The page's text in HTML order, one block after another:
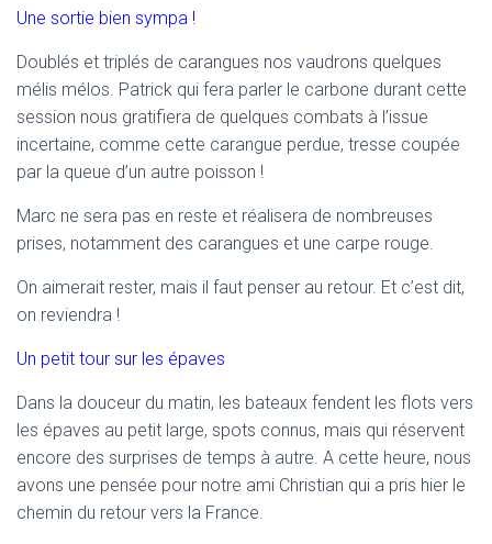
Une sortie bien sympa !
Doublés et triplés de carangues nos vaudrons quelques
mélis mélos. Patrick qui fera parler le carbone durant cette
session nous gratifiera de quelques combats à l’issue
incertaine, comme cette carangue perdue, tresse coupée
par la queue d’un autre poisson !
Marc ne sera pas en reste et réalisera de nombreuses
prises, notamment des carangues et une carpe rouge.
On aimerait rester, mais il faut penser au retour. Et c’est dit,
on reviendra !
Un petit tour sur les épaves
Dans la douceur du matin, les bateaux fendent les flots vers
les épaves au petit large, spots connus, mais qui réservent
encore des surprises de temps à autre. A cette heure, nous
avons une pensée pour notre ami Christian qui a pris hier le
chemin du retour vers la France.